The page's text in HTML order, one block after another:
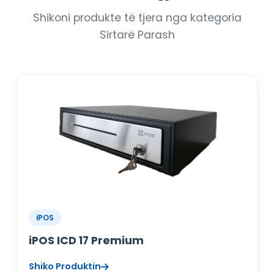
Shikoni produkte të tjera nga kategoria
Sirtarë Parash
iPOS
iPOS ICD 17 Premium
Shiko Produktin